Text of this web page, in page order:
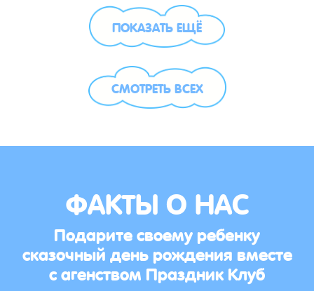
ПОКАЗАТЬ ЕЩЁ
СМОТРЕТЬ ВСЕХ
ФАКТЫ О НАС
Подарите своему ребенку
сказочный день рождения вместе
с агенством Праздник Клуб